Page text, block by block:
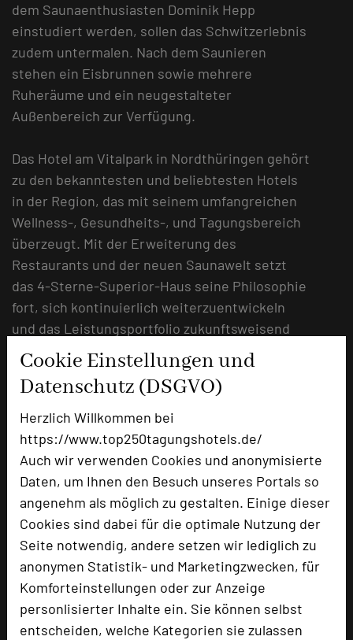
Cookie Einstellungen und
Datenschutz (DSGVO)
Herzlich Willkommen bei
https://www.top250tagungshotels.de/
Auch wir verwenden Cookies und anonymisierte
Daten, um Ihnen den Besuch unseres Portals so
angenehm als möglich zu gestalten. Einige dieser
Cookies sind dabei für die optimale Nutzung der
Seite notwendig, andere setzen wir lediglich zu
anonymen Statistik- und Marketingzwecken, für
Komforteinstellungen oder zur Anzeige
personlisierter Inhalte ein. Sie können selbst
entscheiden, welche Kategorien sie zulassen
dem Saunaenthusiasten Dominik Hepp
einstudiert werden, sollen das Schwitzerlebnis
zudem untermalen. Nach dem Saunieren
stehen ein Eisbrunnen sowie mehrere
Ruheräume und ein neugestalteter
Außenbereich zur Verfügung.
Das Hotel am Vitalpark in Nordthüringen gehört
zu den bekanntesten und beliebtesten Hotels
in der Region, das mit seinem umfangreichen
Wellness-, Gesundheits-, und Tagungsbereich
überzeugt. Mit der Erweiterung des
Restaurants und der neuen Saunawelt setzt
das 4-Sterne-Superior-Haus seine Philosophie
fort, sich kontinuierlich weiterzuentwickeln
und das Leistungsportfolio zukunftsweisend
auszubauen.
URL:https://www.hotel-am-
URL:https://www.hotel-am-
vitalpark.de/de/blog/neues-sa